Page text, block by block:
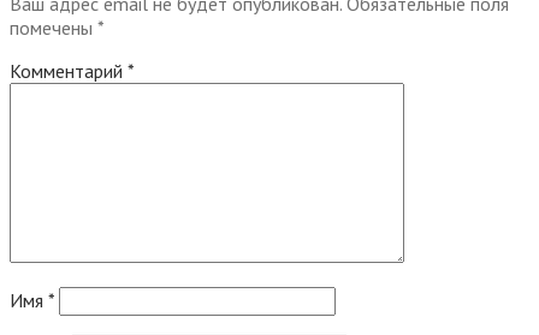
помечены *
Комментарий *
Имя *